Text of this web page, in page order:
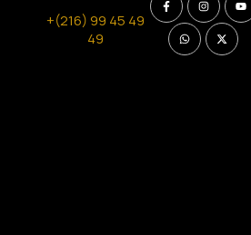
+(216) 99 45 49
49